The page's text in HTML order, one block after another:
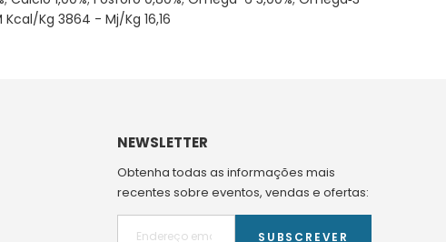
Kcal/Kg 3864 - Mj/Kg 16,16
NEWSLETTER
Obtenha todas as informações mais
recentes sobre eventos, vendas e ofertas:
SUBSCREVER